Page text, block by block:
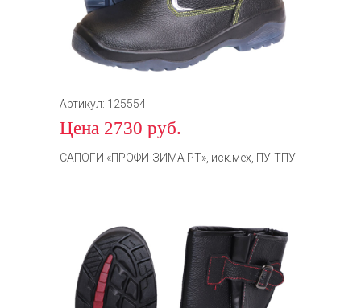
Артикул: 125554
Цена 2730 руб.
САПОГИ «ПРОФИ-ЗИМА РТ», иск.мех, ПУ-ТПУ